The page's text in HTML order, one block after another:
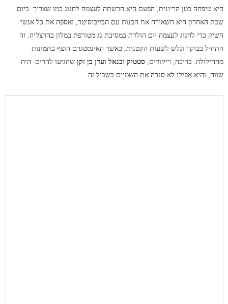
היא טיפחה בטן הריונית, הפעם היא הרשתה לעצמה לחגוג כמו שצריך. ביום
שבת האחרון היא השאירה את הבנות עם הבייביסיטר, ואספה את כל אנשי
השיק כדי לחגוג לעצמה יום הולדת במסיבת גג מטורפת במלון בהרצליה. זה
התחיל בבוקר וגלש לשעות הקטנות, כאשר האינסטגרם הוצף בתמונות
מההילולה. בריכה, ריקודים, סטטיק ובנאל ועדן בן זקןשהגיעו להרים. היה
שווה, והיא אפילו לא סגרה את השמיים בשביל זה.